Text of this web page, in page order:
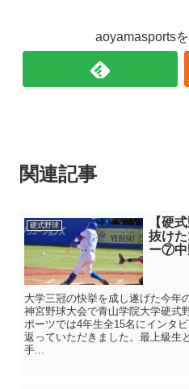
aoyamasports
関連記事
硬式野球
【硬
抜け
ー⑦中
大学三冠の快挙を成し遂げた今年
神宮野球大会で青山学院大学硬式
ポーツでは4年生全15名にインタ
返っていただきました。最上級生
手...